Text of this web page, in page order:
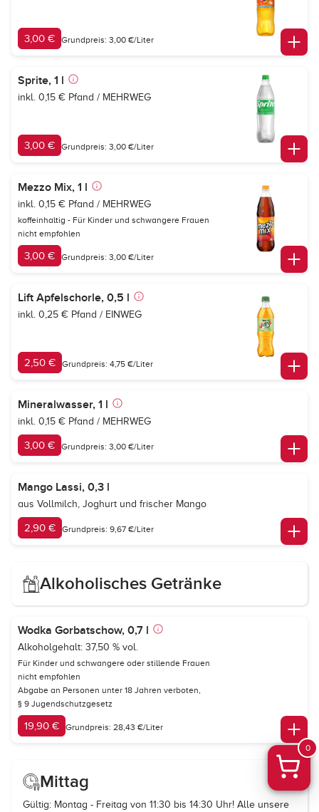
3,00 € Grundpreis: 3,00 €/Liter
Sprite, 1 l
inkl. 0,15 € Pfand / MEHRWEG
3,00 € Grundpreis: 3,00 €/Liter
Mezzo Mix, 1 l
inkl. 0,15 € Pfand / MEHRWEG
koffeinhaltig - Für Kinder und schwangere Frauen
nicht empfohlen
3,00 € Grundpreis: 3,00 €/Liter
Lift Apfelschorle, 0,5 l
inkl. 0,25 € Pfand / EINWEG
2,50 € Grundpreis: 4,75 €/Liter
Mineralwasser, 1 l
inkl. 0,15 € Pfand / MEHRWEG
3,00 € Grundpreis: 3,00 €/Liter
Mango Lassi, 0,3 l
aus Vollmilch, Joghurt und frischer Mango
2,90 € Grundpreis: 9,67 €/Liter
Alkoholisches Getränke
Wodka Gorbatschow, 0,7 l
Alkoholgehalt: 37,50 % vol.
Für Kinder und schwangere oder stillende Frauen
nicht empfohlen
Abgabe an Personen unter 18 Jahren verboten,
§ 9 Jugendschutzgesetz
19,90 € Grundpreis: 28,43 €/Liter
Mittag
Gültig: Montag - Freitag von 11:30 bis 14:30 Uhr! Alle unsere
0